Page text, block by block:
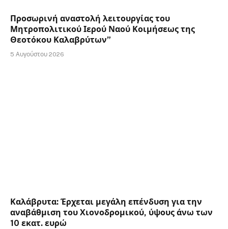
Προσωρινή αναστολή λειτουργίας του
Μητροπολιτικού Ιερού Ναού Κοιμήσεως της
Θεοτόκου Καλαβρύτων”
5 Αυγούστου 2026
Καλάβρυτα: Έρχεται μεγάλη επένδυση για την
αναβάθμιση του Χιονοδρομικού, ύψους άνω των
10 εκατ. ευρώ